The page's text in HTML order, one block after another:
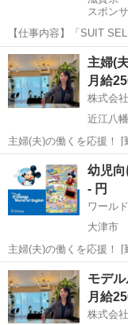
スポン
【仕事内容】「SUIT
客・販売業務全般をお任
様の人生の大切なイベン
30分〜1時間かけて丁寧
アルバイト・パート
主婦(
月給
株式会
近江八
主婦(夫)の働くを応援！ [勤務日数]： 週5日~ 09:30~18:00 [勤務地・最
寄駅]： 滋賀県近江八幡
近江八幡市
幼児
- 円
ワール
大津市
主婦(夫)の働くを応援！ [勤務日数]： 週4日~
10:00~17:00/10:00~16:00/
駅]： 滋賀県大津市 ※勤
滋賀 大津市 営業
モデ
月給
株式会